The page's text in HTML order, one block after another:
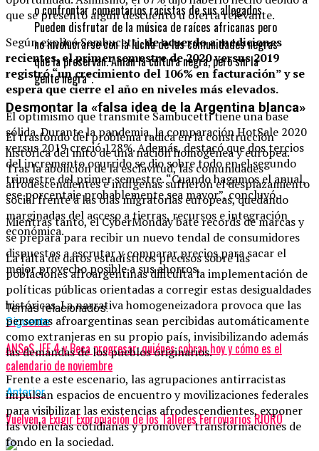
que se presentó algún descuento u oferta relevante.
Según explicó Sambucetti,de acuerdo a mediciones
recientes, el primer semestre de 2020 versus 2019
registró “un crecimiento del 106% en facturación” y se
espera que cierre el año en niveles más elevados.
El optimismo que transmite Sambucetti tiene una base
sólida.Durante la pandemia, la comparación HotSale 2020
versus 2019 creció 128%.Además, destacó que dos tercios
del incremento ocurrido se dio sobre todo en el segundo
trimestre del primer semestre. “Cuando hagamos el anual,
ese porcentaje probablemente sea mayor”, concluyó.
Mientras tanto, el CyberMonday bate récords de marcas y
se prepara para recibir un nuevo tendal de consumidores
dispuestos a escrutar y comparar precios para sacar el
mejor provecho posible a sus ahorros.
Temas relacionados:
Siguente
ANSeS, IFE 4 y Beca progresar: quiénes cobran hoy y cómo es el
calendario de noviembre
Anterior
Vuelven a Exigir Expropiación de los Talleres Ferroviarios RIORO
o confrontar comentarios racistas de sus allegados.
Pueden disfrutar de la música de raíces africanas pero
no involucrarse con la lucha de las comunidades negras
que la preservan. Aman la cultura negra, pero sin la
gente negra”.
Desmontar la «falsa idea de la Argentina blanca»
El trasfondo del problema radica en la construcción
histórica del mito de una nación homogénea y europea.
Tras la abolición de la esclavitud, las comunidades
afrodescendientes e indígenas sufrieron el desplazamiento
social frente a las olas migratorias europeas, quedando
marginadas del acceso a tierras, recursos e integración
económica.
La falta de datos estadísticos precisos sobre las
poblaciones afroargentinas dificulta la implementación de
políticas públicas orientadas a corregir estas desigualdades
históricas. La narrativa homogeneizadora provoca que las
personas afroargentinas sean percibidas automáticamente
como extranjeras en su propio país, invisibilizando además
las demandas de los pueblos originarios.
Frente a este escenario, las agrupaciones antirracistas
impulsan espacios de encuentro y movilizaciones federales
para visibilizar las existencias afrodescendientes, exponer
las violencias cotidianas y promover transformaciones de
fondo en la sociedad.